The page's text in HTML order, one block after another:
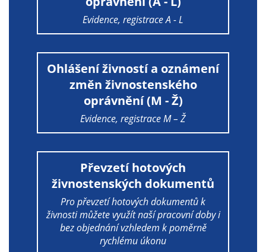
Evidence, registrace A - L
Ohlášení živností a oznámení
změn živnostenského
oprávnění (M - Ž)
Evidence, registrace M – Ž
Převzetí hotových
živnostenských dokumentů
Pro převzetí hotových dokumentů k
živnosti můžete využít naší pracovní doby i
bez objednání vzhledem k poměrně
rychlému úkonu
vypnete
používání
vztahu k Vaší
návštěvě,
ztrácíme
možnost
analýzy
našich
opatření.
Personalizované
soubory cookie